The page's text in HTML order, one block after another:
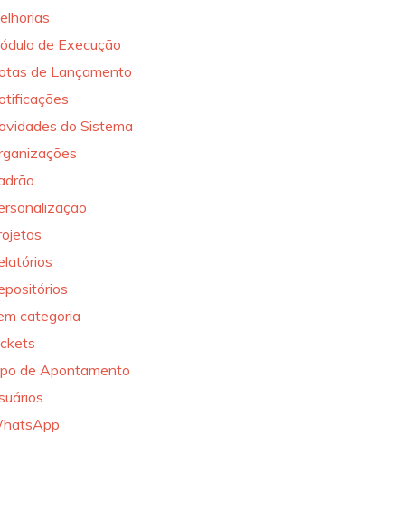
de Execução
de Lançamento
do Sistema
categoria
de Apontamento